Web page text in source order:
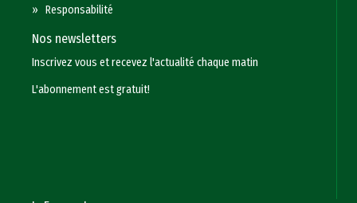
»Responsabilité
Nos newsletters
Inscrivez vous et recevez l'actualité chaque matin
L'abonnement est gratuit!